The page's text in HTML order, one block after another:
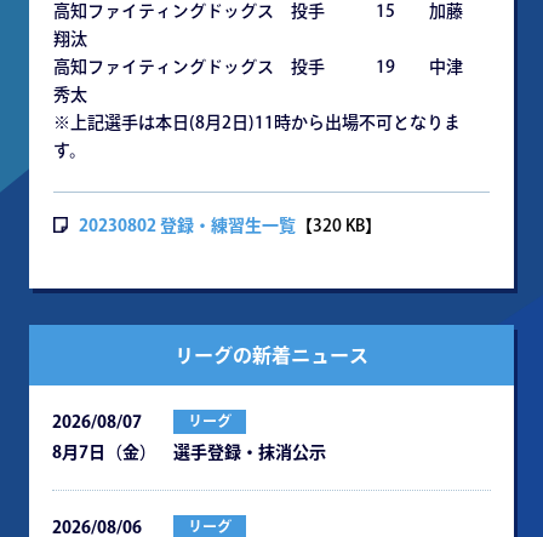
高知ファイティングドッグス 投手 15 加藤
翔汰
高知ファイティングドッグス 投手 19 中津
秀太
※上記選手は本日(8月2日)11時から出場不可となりま
す。
20230802 登録・練習生一覧 【320 KB】
リーグの新着ニュース
2026/08/07 リーグ
8月7日（金） 選手登録・抹消公示
2026/08/06 リーグ